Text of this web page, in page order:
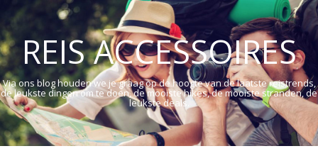
REIS ACCESSOIRES
Via ons blog houden we je graag op de hoogte van de laatste reistrends,
de leukste dingen om te doen, de mooiste hikes, de mooiste stranden, de
leukste deals.